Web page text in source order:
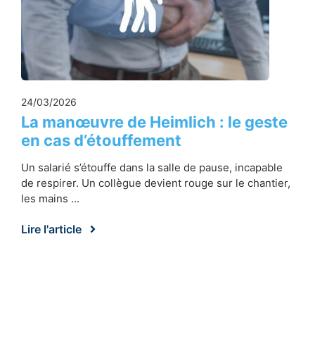
24/03/2026
La manœuvre de Heimlich : le geste
en cas d’étouffement
Un salarié s’étouffe dans la salle de pause, incapable
de respirer. Un collègue devient rouge sur le chantier,
les mains ...
Lire l'article